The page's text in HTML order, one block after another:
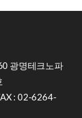
광명테크노파
: 02-6264-